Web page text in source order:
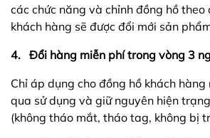
các chức năng và chỉnh đồng hồ theo
khách hàng sẽ được đổi mới sản
4. Đổi hàng miễn phí trong vòng 3
Chỉ áp dụng cho đồng hồ khách
qua sử dụng và giữ nguyên hiện
(không tháo mắt, tháo tag, không bị